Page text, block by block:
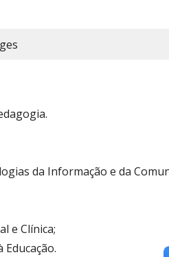
da Informação e da
e Clínica;